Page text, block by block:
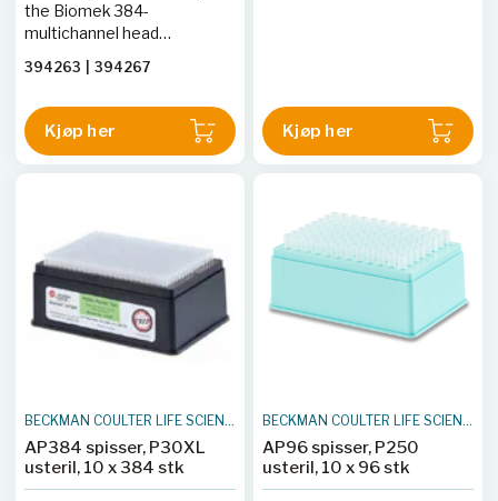
the Biomek 384-
multichannel head
Workstation. Filtered tips
sample cross-
contamination from
polypropylene and are
guaranteed to be free of
DNA, DNase/RNase, PCR
inhibition,
pyrogen/endotoxin and
trace metals. Capacity for
racks.
394263 394267
Kjøp her Kjøp her
BECKMAN COULTER LIFE SCIENCES
AP384 spisser, P30XL
usteril, 10 x 384 stk
BECKMAN COULTER LIFE SCIENCES
AP96 spisser, P250
usteril, 10 x 96 stk